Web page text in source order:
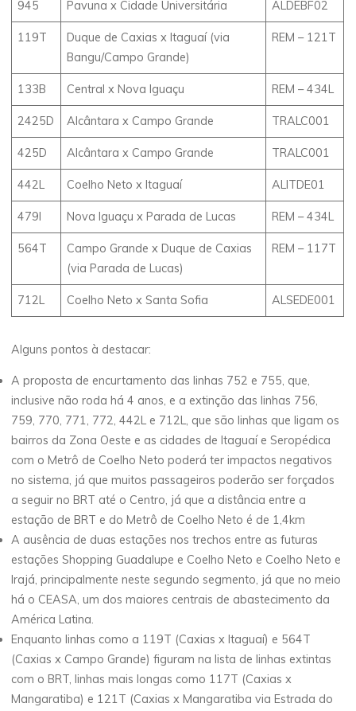
945 Pavuna x Cidade Universitária ALDEBF02
119T
Duque de Caxias x Itaguaí (via
Bangu/Campo Grande)
REM – 121T
133B Central x Nova Iguaçu REM – 434L
2425D Alcântara x Campo Grande TRALC001
425D Alcântara x Campo Grande TRALC001
442L Coelho Neto x Itaguaí ALITDE01
479I Nova Iguaçu x Parada de Lucas REM – 434L
564T
Campo Grande x Duque de Caxias
(via Parada de Lucas)
REM – 117T
712L Coelho Neto x Santa Sofia ALSEDE001
Alguns pontos à destacar:
A proposta de encurtamento das linhas 752 e 755, que,
inclusive não roda há 4 anos, e a extinção das linhas 756,
759, 770, 771, 772, 442L e 712L, que são linhas que ligam os
bairros da Zona Oeste e as cidades de Itaguaí e Seropédica
com o Metrô de Coelho Neto poderá ter impactos negativos
no sistema, já que muitos passageiros poderão ser forçados
a seguir no BRT até o Centro, já que a distância entre a
estação de BRT e do Metrô de Coelho Neto é de 1,4km
A ausência de duas estações nos trechos entre as futuras
estações Shopping Guadalupe e Coelho Neto e Coelho Neto e
Irajá, principalmente neste segundo segmento, já que no meio
há o CEASA, um dos maiores centrais de abastecimento da
América Latina.
Enquanto linhas como a 119T (Caxias x Itaguaí) e 564T
(Caxias x Campo Grande) figuram na lista de linhas extintas
com o BRT, linhas mais longas como 117T (Caxias x
Mangaratiba) e 121T (Caxias x Mangaratiba via Estrada do